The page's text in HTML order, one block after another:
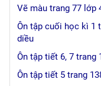
Vẽ màu trang 77
Ôn tập cuối học kì 1
diều
Ôn tập tiết 6, 7
Ôn tập tiết 5 trang